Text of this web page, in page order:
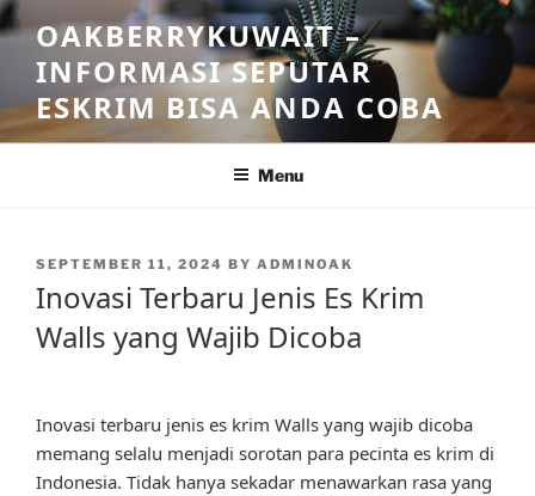
Skip
to
content
OAKBERRYKUWAIT –
INFORMASI SEPUTAR
ESKRIM BISA ANDA COBA
Menu
POSTED
SEPTEMBER 11, 2024 BY ADMINOAK
Inovasi Terbaru Jenis Es Krim
Walls yang Wajib Dicoba
Inovasi terbaru jenis es krim Walls yang wajib dicoba
memang selalu menjadi sorotan para pecinta es krim di
Indonesia. Tidak hanya sekadar menawarkan rasa yang